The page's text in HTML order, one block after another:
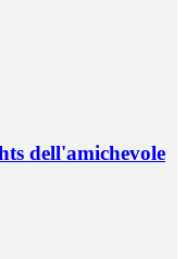
dell'amichevole